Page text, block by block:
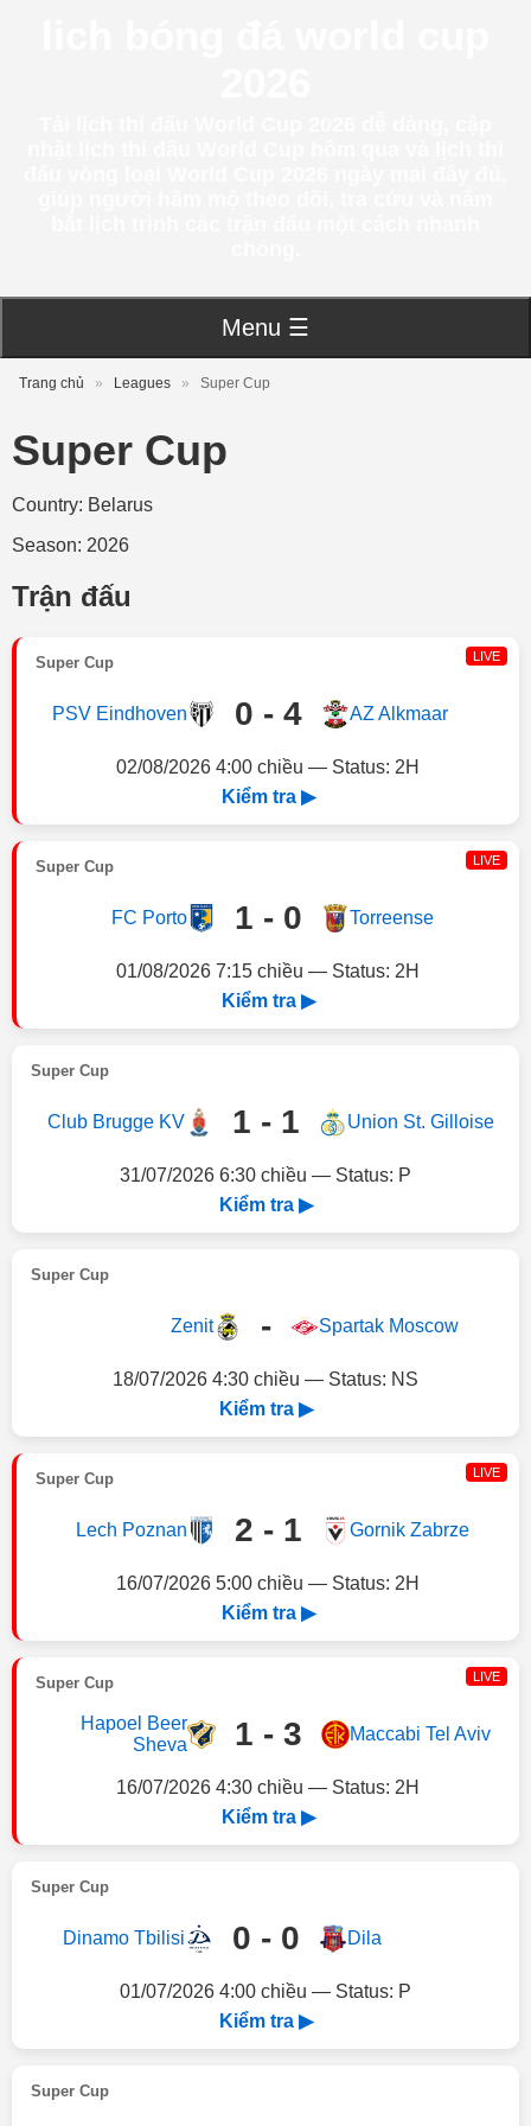
Menu ☰
Trang chủ » Leagues » Super Cup
Super Cup
Country: Belarus
Season: 2026
Trận đấu
Super Cup LIVE
PSV Eindhoven 0 - 4 AZ Alkmaar
02/08/2026 4:00 chiều — Status: 2H
Kiểm tra ▶
Super Cup LIVE
FC Porto 1 - 0 Torreense
01/08/2026 7:15 chiều — Status: 2H
Kiểm tra ▶
Super Cup
Club Brugge KV 1 - 1 Union St. Gilloise
31/07/2026 6:30 chiều — Status: P
Kiểm tra ▶
Super Cup
Zenit - Spartak Moscow
18/07/2026 4:30 chiều — Status: NS
Kiểm tra ▶
Super Cup LIVE
Lech Poznan 2 - 1 Gornik Zabrze
16/07/2026 5:00 chiều — Status: 2H
Kiểm tra ▶
Super Cup LIVE
Hapoel Beer
Sheva
1 - 3 Maccabi Tel Aviv
16/07/2026 4:30 chiều — Status: 2H
Kiểm tra ▶
Super Cup
Dinamo Tbilisi 0 - 0 Dila
01/07/2026 4:00 chiều — Status: P
Kiểm tra ▶
Super Cup